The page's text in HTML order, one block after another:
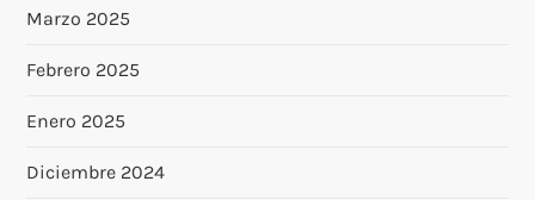
Marzo 2025
Febrero 2025
Enero 2025
Diciembre 2024